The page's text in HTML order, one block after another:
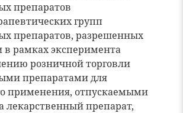
препаратов
групп
препаратов, разрешенных
в рамках эксперимента
розничной торговли
препаратами для
применения, отпускаемыми
лекарственный препарат,